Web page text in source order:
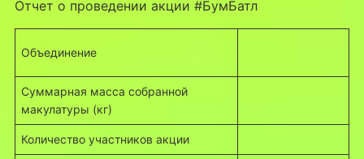
Отчет о проведении акции #БумБатл
Объединение
Суммарная масса собранной
макулатуры (кг)
Количество участников акции